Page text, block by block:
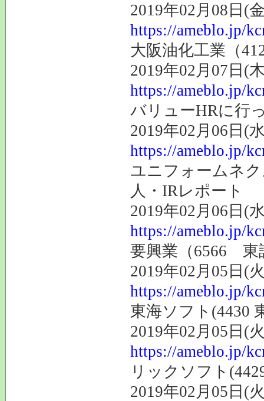
2019年02月08日(
https://ameblo.jp/
大阪油化工業（
2019年02月07日(
https://ameblo.jp/
バリューHRに行
2019年02月06日(
https://ameblo.jp/
ユニフォームネ
人・IRレポート
2019年02月06日(
https://ameblo.jp/
要興業（6566 東
2019年02月05日(
https://ameblo.jp/
東海ソフト(4430
2019年02月05日(
https://ameblo.jp/
リックソフト
2019年02月05日(